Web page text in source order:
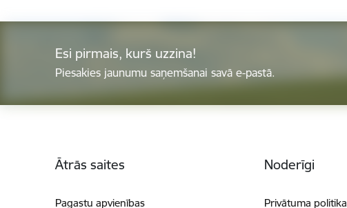
Esi pirmais, kurš uzzina!
Piesakies jaunumu saņemšanai savā e-pastā.
Ātrās saites
Pagastu apvienības
Noderīgi
Privātuma politika